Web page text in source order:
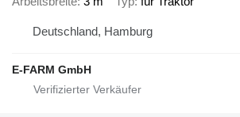
Deutschland, Hamburg
E-FARM GmbH